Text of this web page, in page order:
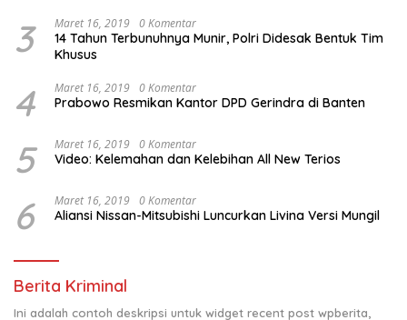
3 Maret 16, 2019 0 Komentar
14 Tahun Terbunuhnya Munir, Polri Didesak Bentuk Tim
Khusus
4 Maret 16, 2019 0 Komentar
Prabowo Resmikan Kantor DPD Gerindra di Banten
5 Maret 16, 2019 0 Komentar
Video: Kelemahan dan Kelebihan All New Terios
6 Maret 16, 2019 0 Komentar
Aliansi Nissan-Mitsubishi Luncurkan Livina Versi Mungil
Berita Kriminal
Ini adalah contoh deskripsi untuk widget recent post wpberita,